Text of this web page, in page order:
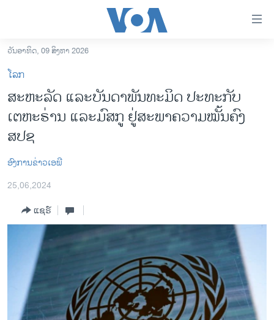
ເຂົ້າ
ຫາ
ຂ້າມ
ຂ້າມ
ໄປ
ຫາ
ຊອກ
ອາເມຣິກາ
ການເລືອກຕັ້ງ ປະທານາທີບໍດີ ສະຫະລັດ 2024
ອິດສະຫຼະພາບດ້ານການຂ່າວ
ຊີວິດຊາວລາວ
ຊຸມຊົນຊາວລາວ
ວິທະຍາສາດ-ເທັກໂນໂລຈີ
ທຸລະກິດ
ວັນອາທິດ, 09 ສິງຫາ 2026
ໂລກ
ສະຫະລັດ ແລະບັນດາພັນທະມິດ ປະທະກັບ
ເຕຫະຣ່ານ ແລະມົສກູ ຢູ່ສະພາຄວາມໝັ້ນຄົງ
ສປຊ
ອົງການຂ່າວເອພີ
25,06,2024
ແຊຣ໌